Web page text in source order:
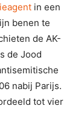
in een
benen te
de AK-
de Jood
nabij Parijs.
tot vier